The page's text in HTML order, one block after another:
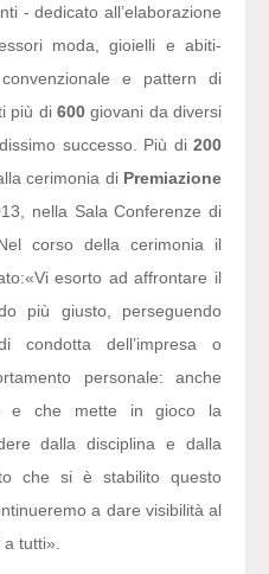
- dedicato all’elaborazione
moda, gioielli e abiti-
e pattern di
più di 600giovani da diversi
successo. Più di 200
cerimonia di Premiazione
nella Sala Conferenze di
corso della cerimonia il
«Vi esorto ad affrontare il
più giusto, perseguendo
condotta dell’impresa o
personale: anche
e che mette in gioco la
dalla disciplina e dalla
che si è stabilito questo
a dare visibilità al
tutti».